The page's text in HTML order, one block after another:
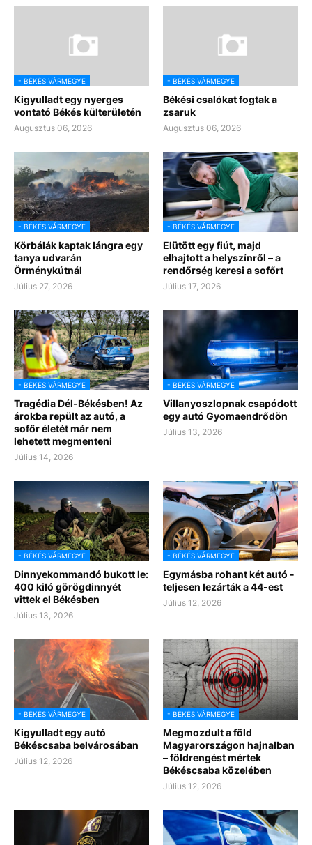
- BÉKÉS VÁRMEGYE
Kigyulladt egy nyerges
vontató Békés külterületén
Augusztus 06, 2026
- BÉKÉS VÁRMEGYE
Békési csalókat fogtak a
zsaruk
Augusztus 06, 2026
- BÉKÉS VÁRMEGYE
Körbálák kaptak lángra egy
tanya udvarán
Örménykútnál
Július 27, 2026
- BÉKÉS VÁRMEGYE
Elütött egy fiút, majd
elhajtott a helyszínről – a
rendőrség keresi a sofőrt
Július 17, 2026
- BÉKÉS VÁRMEGYE
Tragédia Dél-Békésben! Az
árokba repült az autó, a
sofőr életét már nem
lehetett megmenteni
Július 14, 2026
- BÉKÉS VÁRMEGYE
Villanyoszlopnak csapódott
egy autó Gyomaendrődön
Július 13, 2026
- BÉKÉS VÁRMEGYE
Dinnyekommandó bukott le:
400 kiló görögdinnyét
vittek el Békésben
Július 13, 2026
- BÉKÉS VÁRMEGYE
Egymásba rohant két autó -
teljesen lezárták a 44-est
Július 12, 2026
- BÉKÉS VÁRMEGYE
Kigyulladt egy autó
Békéscsaba belvárosában
Július 12, 2026
- BÉKÉS VÁRMEGYE
Megmozdult a föld
Magyarországon hajnalban
– földrengést mértek
Békéscsaba közelében
Július 12, 2026